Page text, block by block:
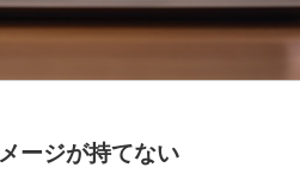
ージが持てない